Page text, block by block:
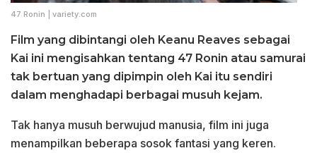
47 Ronin | variety.com
Film yang dibintangi oleh Keanu Reaves sebagai
Kai ini mengisahkan tentang 47 Ronin atau samurai
tak bertuan yang dipimpin oleh Kai itu sendiri
dalam menghadapi berbagai musuh kejam.
Tak hanya musuh berwujud manusia, film ini juga
menampilkan beberapa sosok fantasi yang keren.